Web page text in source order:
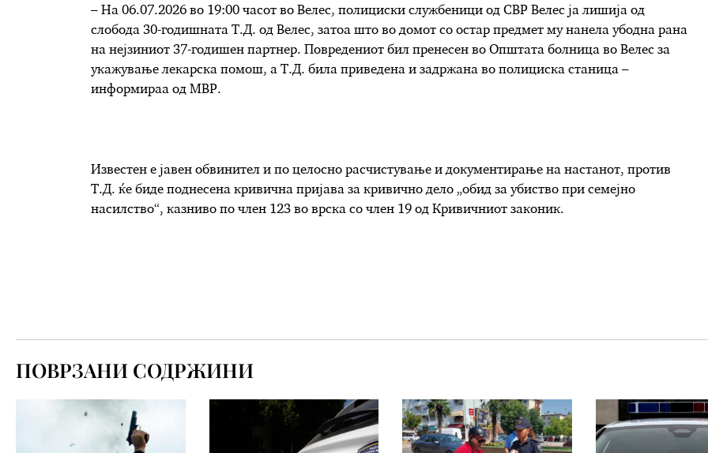
– На 06.07.2026 во 19:00 часот во Велес, полициски службеници од СВР Велес ја лишија од
слобода 30-годишната Т.Д. од Велес, затоа што во домот со остар предмет му нанела убодна рана
на нејзиниот 37-годишен партнер. Повредениот бил пренесен во Општата болница во Велес за
укажување лекарска помош, а Т.Д. била приведена и задржана во полициска станица –
информираа од МВР.
Известен е јавен обвинител и по целосно расчистување и документирање на настанот, против
Т.Д. ќе биде поднесена кривична пријава за кривично дело „обид за убиство при семејно
насилство“, казниво по член 123 во врска со член 19 од Кривичниот законик.
ПОВРЗАНИ СОДРЖИНИ